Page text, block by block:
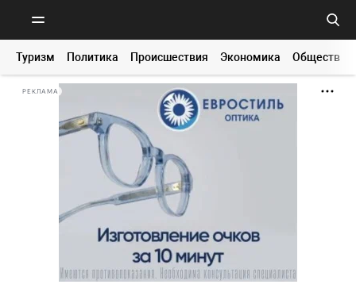
Туризм Политика Происшествия Экономика Общество
РЕКЛАМА